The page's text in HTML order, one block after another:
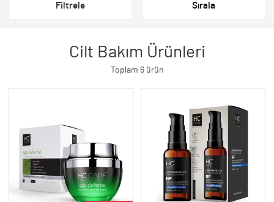
Filtrele Sırala
Cilt Bakım Ürünleri
Toplam 6 ürün